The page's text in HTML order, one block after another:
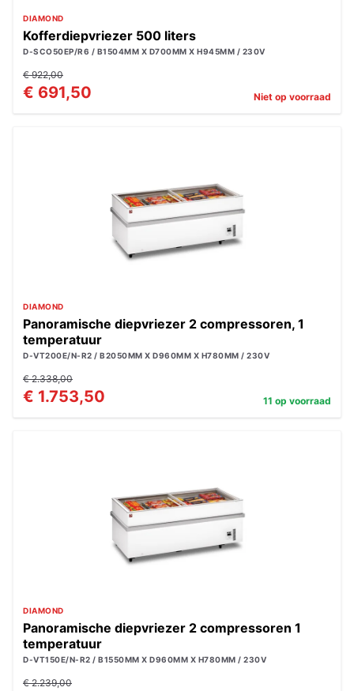
DIAMOND
Kofferdiepvriezer 500 liters
D-SCO50EP/R6 / B1504MM X D700MM X H945MM / 230V
€ 922,00
€ 691,50 Niet op voorraad
DIAMOND
Panoramische diepvriezer 2 compressoren, 1
temperatuur
D-VT200E/N-R2 / B2050MM X D960MM X H780MM / 230V
€ 2.338,00
€ 1.753,50 11 op voorraad
DIAMOND
Panoramische diepvriezer 2 compressoren 1
temperatuur
D-VT150E/N-R2 / B1550MM X D960MM X H780MM / 230V
€ 2.239,00